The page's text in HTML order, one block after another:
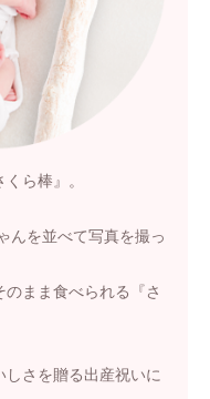
ら棒』。
んを並べて写真を撮っ
まま食べられる『さ
さを贈る出産祝いに